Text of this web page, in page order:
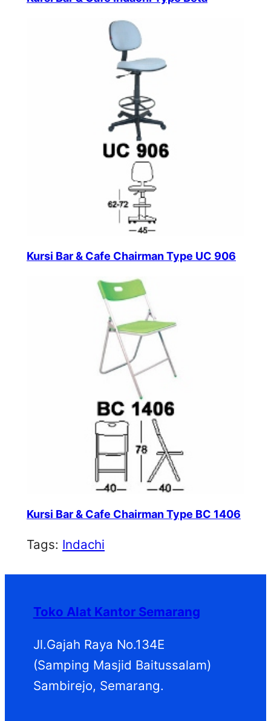
Kursi Bar & Cafe Chairman Type UC 906
Kursi Bar & Cafe Chairman Type BC 1406
Tags: Indachi
Toko Alat Kantor Semarang
Jl.Gajah Raya No.134E
(Samping Masjid Baitussalam)
Sambirejo, Semarang.